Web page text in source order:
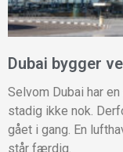
Dubai bygger
Selvom Dubai har
stadig ikke nok.
gået i gang. En
står færdig.